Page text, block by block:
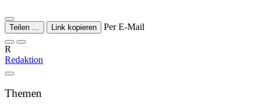
Teilen … Link kopieren Per E-Mail
R
Redaktion
Themen